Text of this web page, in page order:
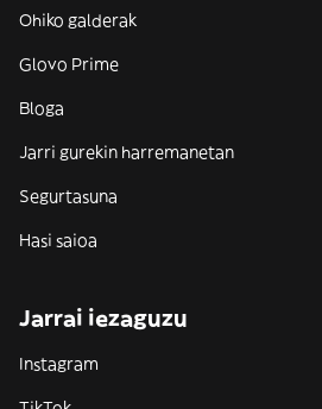
Ohiko galderak
Glovo Prime
Bloga
Jarri gurekin harremanetan
Segurtasuna
Hasi saioa
Jarrai iezaguzu
Instagram